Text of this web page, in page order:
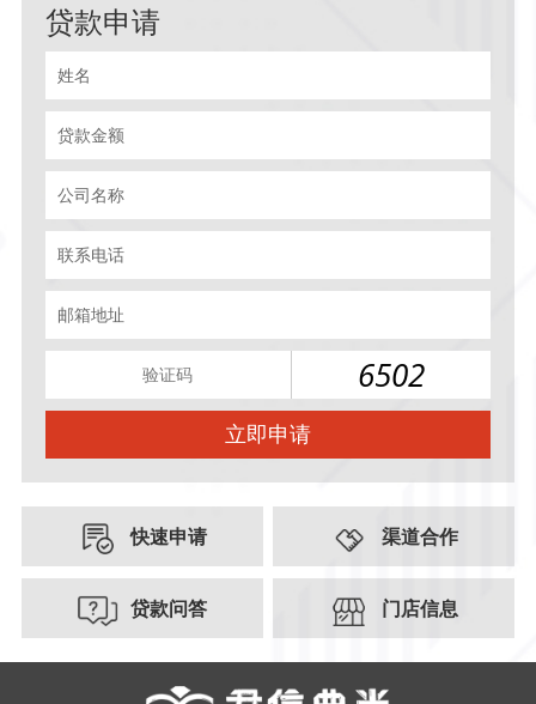
贷款申请
姓名
贷款金额
公司名称
联系电话
邮箱地址
6502
快速申请 渠道合作
贷款问答 门店信息